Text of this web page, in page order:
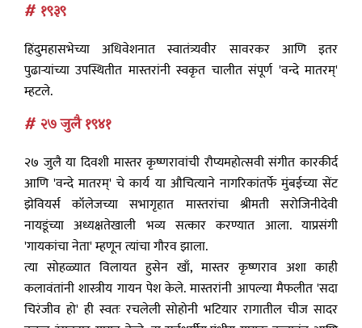
# १९३९
हिंदुमहासभेच्या अधिवेशनात स्वातंत्र्यवीर सावरकर आणि इतर
पुढाऱ्यांच्या उपस्थितीत मास्तरांनी स्वकृत चालीत संपूर्ण 'वन्दे मातरम्'
म्हटले.
# २७ जुलै १९४१
२७ जुलै या दिवशी मास्तर कृष्णरावांची रौप्यमहोत्सवी संगीत कारकीर्द
आणि 'वन्दे मातरम्' चे कार्य या औचित्याने नागरिकांतर्फे मुंबईच्या सेंट
झेवियर्स कॉलेजच्या सभागृहात मास्तरांचा श्रीमती सरोजिनीदेवी
नायडूंच्या अध्यक्षतेखाली भव्य सत्कार करण्यात आला. याप्रसंगी
'गायकांचा नेता' म्हणून त्यांचा गौरव झाला.
त्या सोहळ्यात विलायत हुसेन खाँ, मास्तर कृष्णराव अशा काही
कलावंतांनी शास्त्रीय गायन पेश केले. मास्तरांनी आपल्या मैफलीत 'सदा
चिरंजीव हो' ही स्वतः रचलेली सोहोनी भटियार रागातील चीज सादर